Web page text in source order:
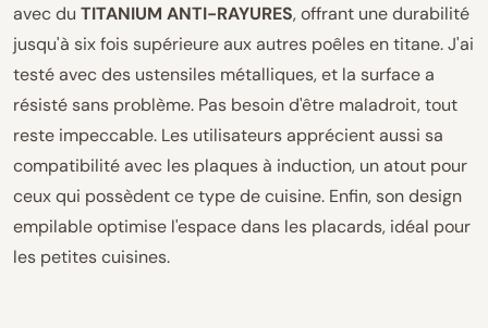
avec du TITANIUM ANTI-RAYURES, offrant une durabilité
jusqu'à six fois supérieure aux autres poêles en titane. J'ai
testé avec des ustensiles métalliques, et la surface a
résisté sans problème. Pas besoin d'être maladroit, tout
reste impeccable. Les utilisateurs apprécient aussi sa
compatibilité avec les plaques à induction, un atout pour
ceux qui possèdent ce type de cuisine. Enfin, son design
empilable optimise l'espace dans les placards, idéal pour
les petites cuisines.